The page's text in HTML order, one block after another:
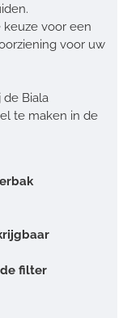
keuze voor een
voor uw
Biala
te maken in de
filter